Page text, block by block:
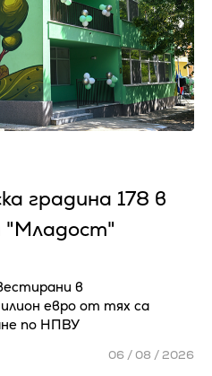
градина 178 в
"Младост"
в
евро от тях са
по НПВУ
06 / 08 / 2026